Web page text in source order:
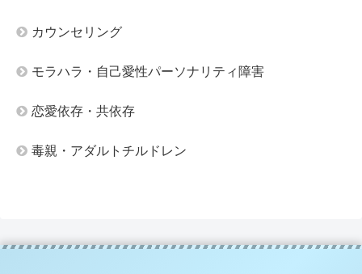
カウンセリング
モラハラ・自己愛性パーソナリティ障害
恋愛依存・共依存
毒親・アダルトチルドレン